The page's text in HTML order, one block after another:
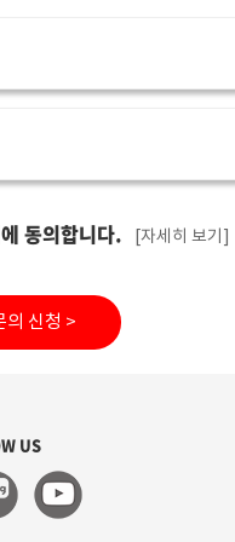
동의합니다. [자세히 보기]
의 신청 >
US